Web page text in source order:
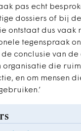
pas echt
dossiers of bij
ontstaat dus vaak
tegenspraak
conclusie van de
organisatie die
en om mensen